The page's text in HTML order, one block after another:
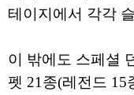
테이지에서 각각
이 밖에도 스페셜
펫 21종(레전드 15